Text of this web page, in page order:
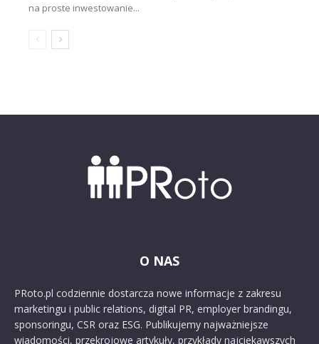
na proste inwestowanie...
O NAS
PRoto.pl codziennie dostarcza nowe informacje z zakresu
marketingu i public relations, digital PR, employer brandingu,
sponsoringu, CSR oraz ESG. Publikujemy najważniejsze
wiadomości, przekrojowe artykuły, przykłady najciekawszych